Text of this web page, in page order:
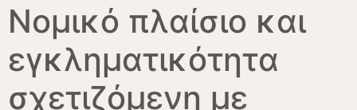
Νομικό πλαίσιο και
εγκληματικότητα
σχετιζόμενη με